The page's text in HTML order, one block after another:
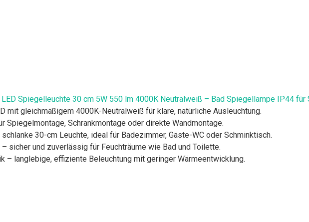
Spiegelleuchte 30 cm 5W 550 lm 4000K Neutralweiß – Bad Spiegellampe IP44 für
mit gleichmäßigem 4000K-Neutralweiß für klare, natürliche Ausleuchtung.
Spiegelmontage, Schrankmontage oder direkte Wandmontage.
30-cm Leuchte, ideal für Badezimmer, Gäste-WC oder Schminktisch.
sicher und zuverlässig für Feuchträume wie Bad und Toilette.
– langlebige, effiziente Beleuchtung mit geringer Wärmeentwicklung.